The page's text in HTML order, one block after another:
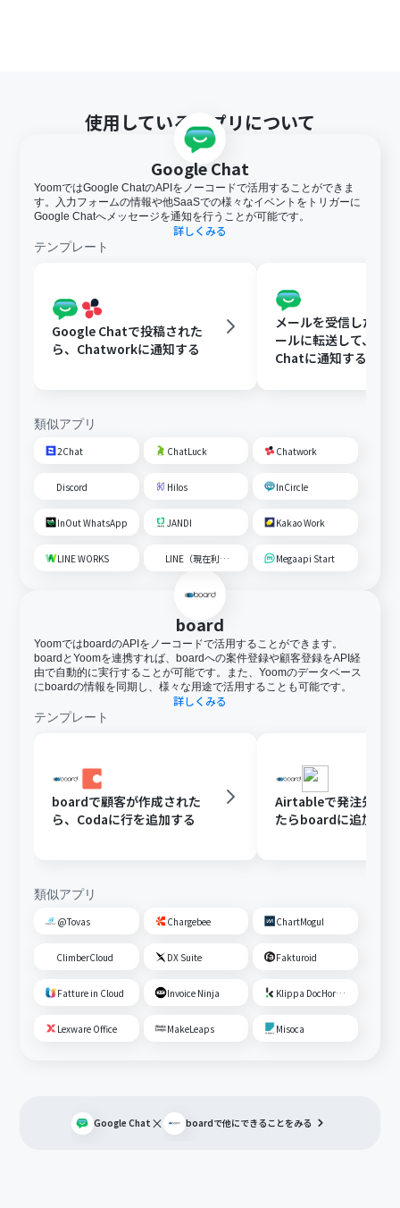
使用しているアプリについて
Google Chat
YoomではGoogle ChatのAPIをノーコードで活用することができま
す。入力フォームの情報や他SaaSでの様々なイベントをトリガーに
Google Chatへメッセージを通知を行うことが可能です。
詳しくみる
テンプレート
Google Chatで投稿された
ら、Chatworkに通知する
メールを受信したら
ールに転送して、
Chatに通知する
類似アプリ
2Chat ChatLuck Chatwork
Discord Hilos InCircle
InOut WhatsApp JANDI Kakao Work
LINE WORKS LINE（現在利用不可） Megaapi Start
board
YoomではboardのAPIをノーコードで活用することができます。
boardとYoomを連携すれば、boardへの案件登録や顧客登録をAPI経
由で自動的に実行することが可能です。また、Yoomのデータベース
にboardの情報を同期し、様々な用途で活用することも可能です。
詳しくみる
テンプレート
boardで顧客が作成された
ら、Codaに行を追加する
Airtableで発注先が
たらboardに追加する
類似アプリ
@Tovas Chargebee ChartMogul
ClimberCloud DX Suite Fakturoid
Fatture in Cloud Invoice Ninja Klippa DocHorizon
Lexware Office MakeLeaps Misoca
Google Chat × boardで他にできることをみる